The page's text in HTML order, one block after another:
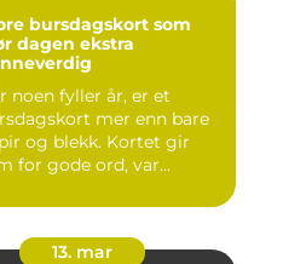
bursdagskort som
dagen ekstra
noen fyller år, er et
mer enn bare
og blekk. Kortet gir
for gode ord, var...
13. mar